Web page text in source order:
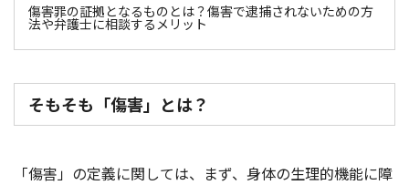
傷害罪の証拠となるものとは？傷害で逮捕されないための方
法や弁護士に相談するメリット
そもそも「傷害」とは？
「傷害」の定義に関しては、まず、身体の生理的機能に障